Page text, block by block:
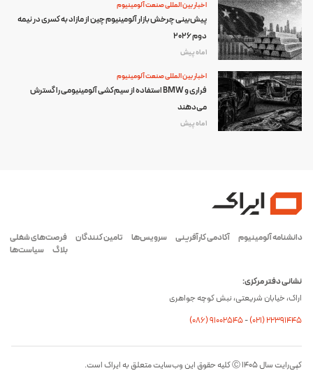
اخبار بین المللی صنعت آلومینیوم
پیش‌بینی چرخش بازار آلومینیوم چین از مازاد به کسری در نیمه
دوم ۲۰۲۶
1 ماه پیش
اخبار بین المللی صنعت آلومینیوم
فراری و BMW استفاده از سیم‌کشی آلومینیومی را گسترش
می‌دهند
1 ماه پیش
دانشنامه آلومینیوم آکادمی کارآفرینی سرویس‌ها تامین کنندگان
فرصت‌های شغلی
بلاگ
سیاست‌ها
نشانی دفتر مرکزی:
اراک، خیابان شریعتی، نبش کوچه جواهری
(۰۸۶) ۹۱۰۰۲۵۴۵-(۰21) 22391445
کپی‌رایت سال ۱۴۰۵ Ⓒ کلیه حقوق این وب‌سایت متعلق به ایراک است.